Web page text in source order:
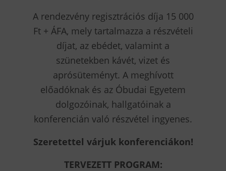
A rendezvény regisztrációs díja 15 000
Ft + ÁFA, mely tartalmazza a részvételi
díjat, az ebédet, valamint a
szünetekben kávét, vizet és
aprósüteményt. A meghívott
előadóknak és az Óbudai Egyetem
dolgozóinak, hallgatóinak a
konferencián való részvétel ingyenes.
Szeretettel várjuk konferenciákon!
TERVEZETT PROGRAM: